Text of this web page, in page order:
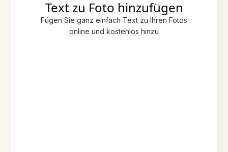
Text zu Foto hinzufügen
Fügen Sie ganz einfach Text zu Ihren Fotos
online und kostenlos hinzu